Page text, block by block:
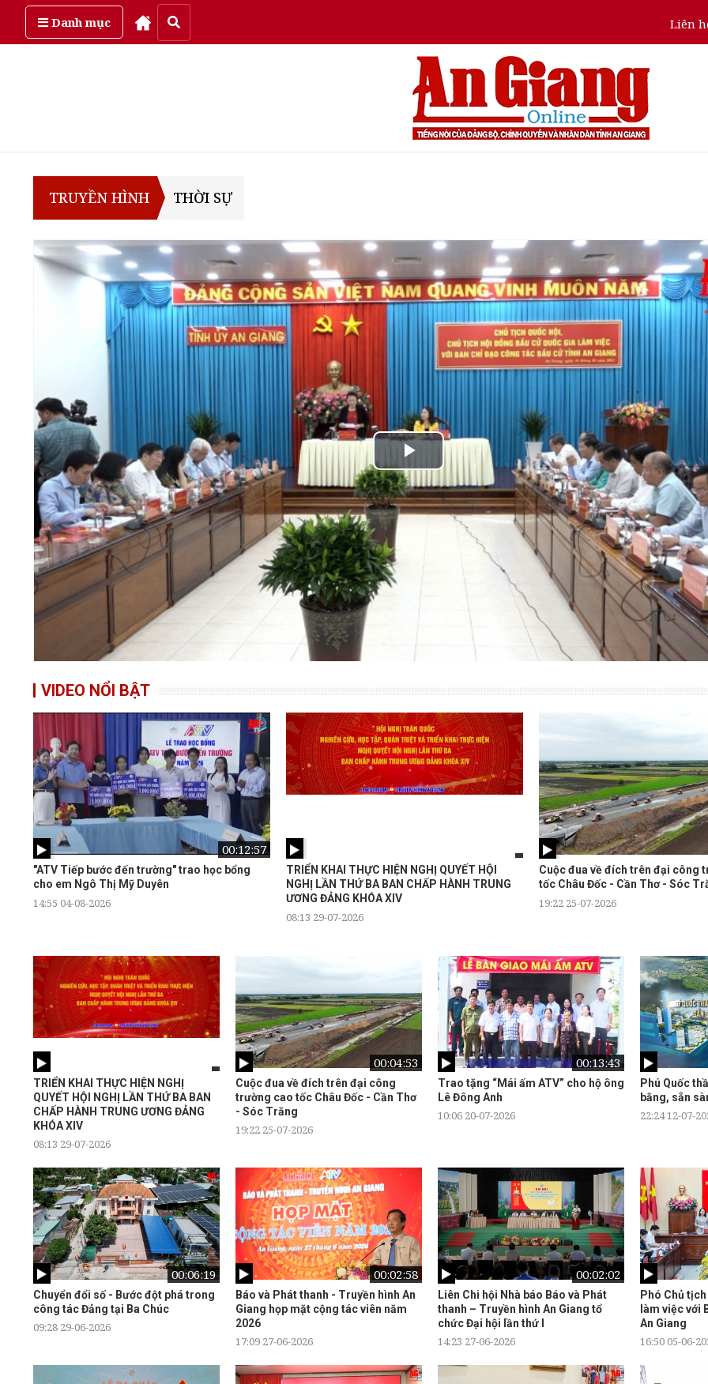
Danh mục Liên
Thứ bảy, ngày 8/08/2026
TRUYỀN HÌNH THỜI SỰ
Play
Video
VIDEO NỔI BẬT
00:12:57
"ATV Tiếp bước đến trường" trao học bổng
cho em Ngô Thị Mỹ Duyên
14:55 04-08-2026
TRIỂN KHAI THỰC HIỆN NGHỊ QUYẾT HỘI
NGHỊ LẦN THỨ BA BAN CHẤP HÀNH TRUNG
ƯƠNG ĐẢNG KHÓA XIV
08:13 29-07-2026
Cuộc đua về đích trên đại công
tốc Châu Đốc - Cần Thơ - Sóc
19:22 25-07-2026
TRIỂN KHAI THỰC HIỆN NGHỊ
QUYẾT HỘI NGHỊ LẦN THỨ BA BAN
CHẤP HÀNH TRUNG ƯƠNG ĐẢNG
KHÓA XIV
08:13 29-07-2026
00:04:53
Cuộc đua về đích trên đại công
trường cao tốc Châu Đốc - Cần Thơ
- Sóc Trăng
19:22 25-07-2026
00:13:43
Trao tặng “Mái ấm ATV” cho hộ ông
Lê Đông Anh
10:06 20-07-2026
Phú Quốc
bằng, sẵn
22:24 12-07-
00:06:19
Chuyển đổi số - Bước đột phá trong
công tác Đảng tại Ba Chúc
09:28 29-06-2026
00:02:58
Báo và Phát thanh - Truyền hình An
Giang họp mặt cộng tác viên năm
2026
17:09 27-06-2026
00:02:02
Liên Chi hội Nhà báo Báo và Phát
thanh – Truyền hình An Giang tổ
chức Đại hội lần thứ I
14:23 27-06-2026
Phó Chủ
làm việc với
An Giang
16:50 05-06-